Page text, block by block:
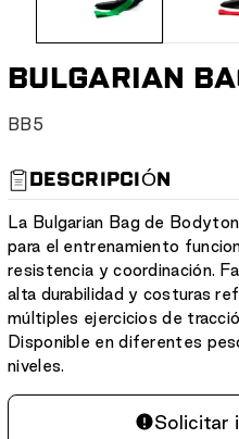
BULGARIAN
S
U
:
BB5
DESCRIPCIÓN
La Bulgarian Bag de
para el entrenamiento
resistencia y coordinación.
alta durabilidad y costuras
múltiples ejercicios de
Disponible en diferentes
niveles.
Solicitar